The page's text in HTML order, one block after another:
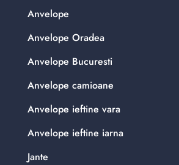
Anvelope
Anvelope Oradea
Anvelope Bucuresti
Anvelope camioane
Anvelope ieftine vara
Anvelope ieftine iarna
Jante